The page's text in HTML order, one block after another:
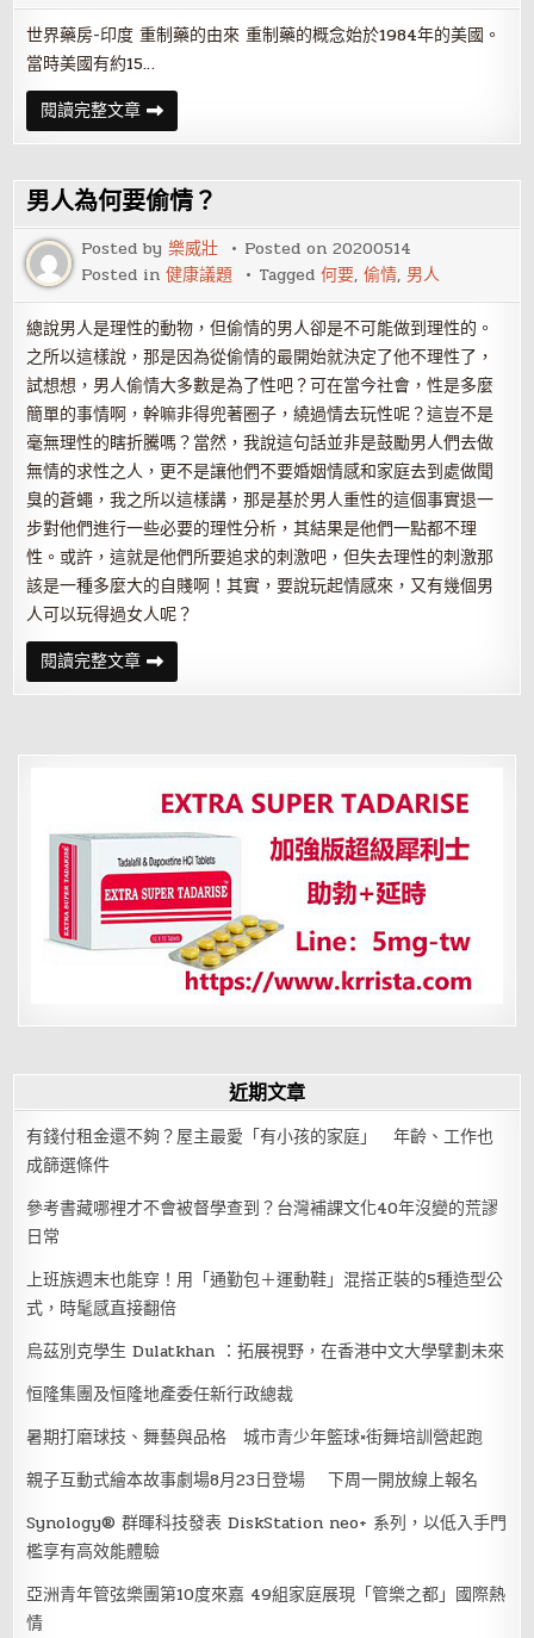
世界藥房-印度 重制藥的由來 重制藥的概念始於1984年的美國。
當時美國有約15…
閱讀完整文章世
界
藥
印
度
男人為何要偷情？
Posted by樂威壯 Posted on20200514
Posted in健康議題 Tagged何要,偷情, 男人
總說男人是理性的動物，但偷情的男人卻是不可能做到理性的。
之所以這樣說，那是因為從偷情的最開始就決定了他不理性了，
試想想，男人偷情大多數是為了性吧？可在當今社會，性是多麼
簡單的事情啊，幹嘛非得兜著圈子，繞過情去玩性呢？這豈不是
毫無理性的瞎折騰嗎？當然，我說這句話並非是鼓勵男人們去做
無情的求性之人，更不是讓他們不要婚姻情感和家庭去到處做聞
臭的蒼蠅，我之所以這樣講，那是基於男人重性的這個事實退一
步對他們進行一些必要的理性分析，其結果是他們一點都不理
性。或許，這就是他們所要追求的刺激吧，但失去理性的刺激那
該是一種多麼大的自賤啊！其實，要說玩起情感來，又有幾個男
人可以玩得過女人呢？
閱讀完整文章男
人
為
情？
近期文章
有錢付租金還不夠？屋主最愛「有小孩的家庭」 年齡、工作也
成篩選條件
參考書藏哪裡才不會被督學查到？台灣補課文化40年沒變的荒謬
日常
上班族週末也能穿！用「通勤包＋運動鞋」混搭正裝的5種造型公
式，時髦感直接翻倍
烏茲別克學生 Dulatkhan ：拓展視野，在香港中文大學擘劃未來
恒隆集團及恒隆地產委任新行政總裁
暑期打磨球技、舞藝與品格 城市青少年籃球×街舞培訓營起跑
親子互動式繪本故事劇場8月23日登場 下周一開放線上報名
Synology® 群暉科技發表 DiskStation neo+ 系列，以低入手門
檻享有高效能體驗
亞洲青年管弦樂團第10度來嘉 49組家庭展現「管樂之都」國際熱
情